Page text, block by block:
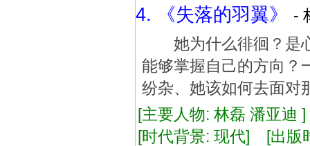
4. 《失落的羽翼》
-
她为什么徘徊？是
能够掌握自己的方向
纷杂、她该如何去面对
[主要人物: 林磊 潘亚
[时代背景: 现代] [出